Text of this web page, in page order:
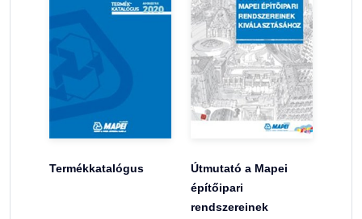
Termékkatalógus
Útmutató a Mapei
építőipari
rendszereinek